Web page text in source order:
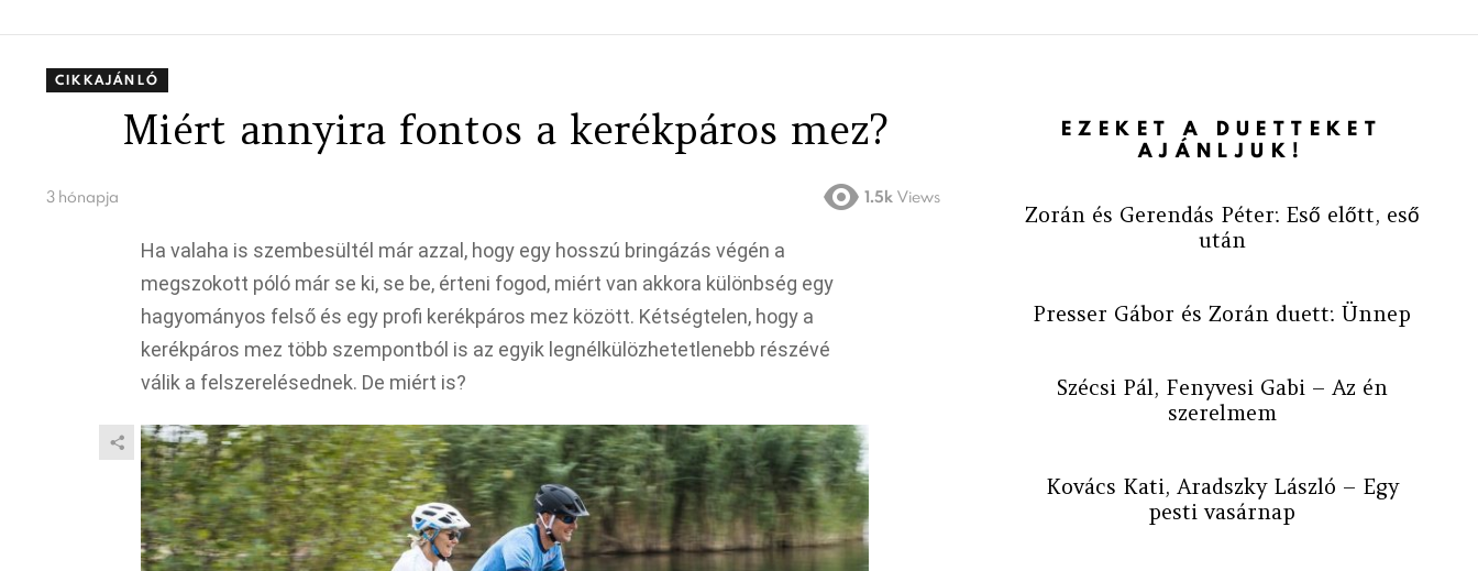
CIKKAJÁNLÓ
Miért annyira fontos a kerékpáros mez?
3 hónapja 1.5k Views
Ha valaha is szembesültél már azzal, hogy egy hosszú bringázás végén a
megszokott póló már se ki, se be, érteni fogod, miért van akkora különbség egy
hagyományos felső és egy profi kerékpáros mez között. Kétségtelen, hogy a
kerékpáros mez több szempontból is az egyik legnélkülözhetetlenebb részévé
válik a felszerelésednek. De miért is?
EZEKET A DUETTEKET
AJÁNLJUK!
Zorán és Gerendás Péter: Eső előtt, eső
után
Presser Gábor és Zorán duett: Ünnep
Szécsi Pál, Fenyvesi Gabi – Az én
szerelmem
Kovács Kati, Aradszky László – Egy
pesti vasárnap